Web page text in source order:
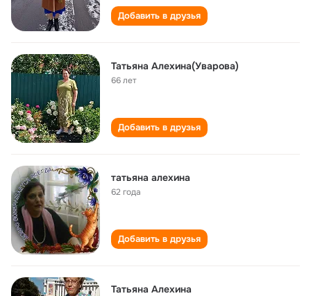
Добавить в друзья
Татьяна Алехина(Уварова)
66 лет
Добавить в друзья
татьяна алехина
62 года
Добавить в друзья
Татьяна Алехина